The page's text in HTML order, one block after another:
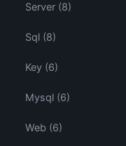
Server (8)
Sql (8)
Key (6)
Mysql (6)
Web (6)